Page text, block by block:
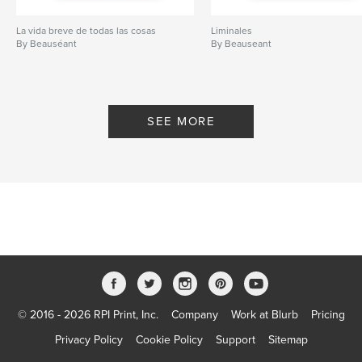
La vida breve de todas las cosas
By Beauséant
Liminales
By Beauseant
SEE MORE
© 2016 - 2026 RPI Print, Inc. Company Work at Blurb
Pricing
Privacy Policy
Cookie Policy Support Sitemap